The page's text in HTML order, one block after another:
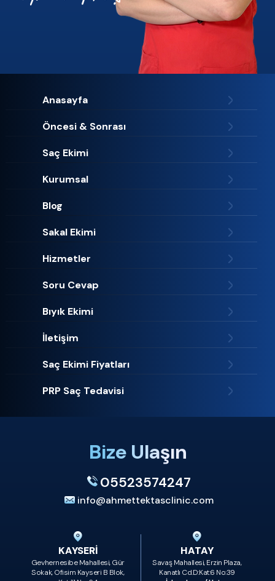
Bize Ulaşın
05523574247
info@ahmettektasclinic.com
KAYSERİ
Gevhernesibe Mahallesi, Gür
Sokak, Ofisim Kayseri B Blok,
HATAY
Savaş Mahallesi, Erzin Plaza,
Kanatlı Cd.D:Kat:6 No:39
Anasayfa
Öncesi & Sonrası
Saç Ekimi
Kurumsal
Blog
Sakal Ekimi
Hizmetler
Soru Cevap
Bıyık Ekimi
İletişim
Saç Ekimi Fiyatları
PRP Saç Tedavisi